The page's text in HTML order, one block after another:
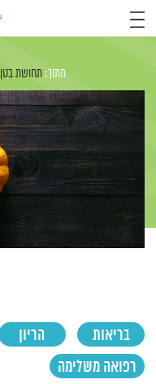
מתוך: תחושת בטן
בריאות הריון
רפואה משלימה